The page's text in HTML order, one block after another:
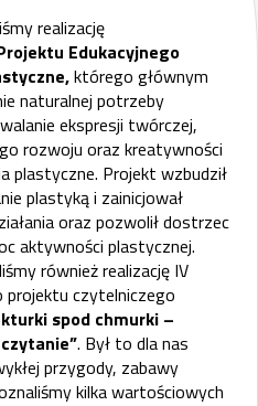
realizację
Edukacyjnego
którego głównym
naturalnej potrzeby
ekspresji twórczej,
rozwoju oraz kreatywności
plastyczne. Projekt wzbudził
plastyką i zainicjował
oraz pozwolił dostrzec
aktywności plastycznej.
również realizację IV
projektu czytelniczego
spod chmurki –
. Był to dla nas
przygody, zabawy
kilka wartościowych